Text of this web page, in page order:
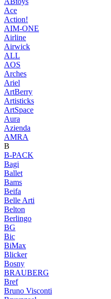
Ace
Action!
AIM-ONE
Airline
Airwick
ALL
AOS
Arches
Ariel
ArtBerry
Artisticks
ArtSpace
Aura
Azienda
AМRA
B
B-PACK
Bagi
Ballet
Bams
Beifa
Belle Arti
Belton
Berlingo
BG
Bic
BiMax
Blicker
Bosny
BRAUBERG
Bref
Bruno Visconti